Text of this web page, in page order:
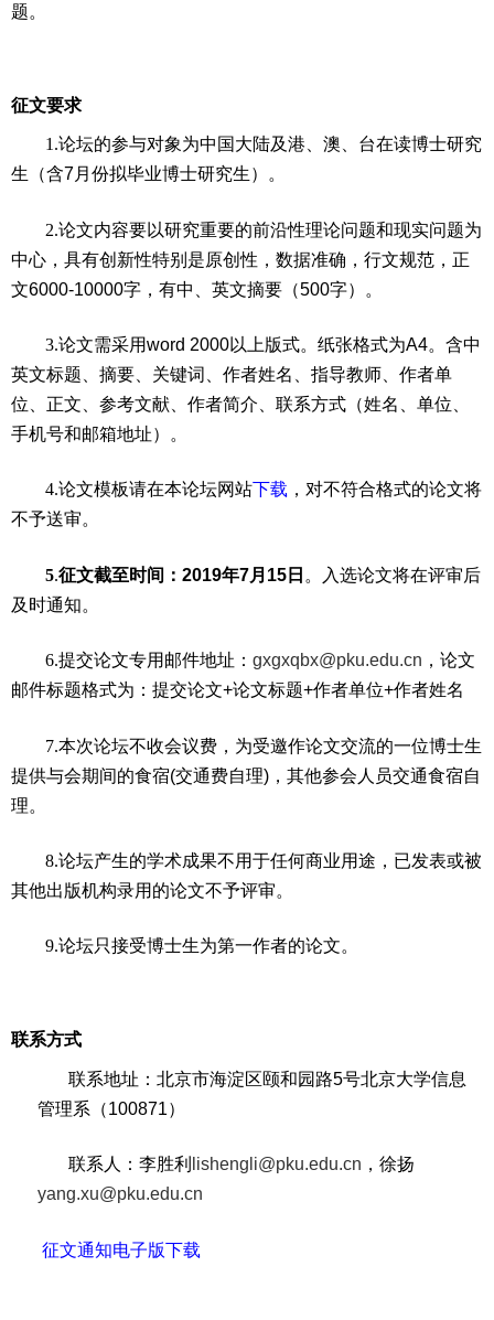
题。
征文要求
1.论坛的参与对象为中国大陆及港、澳、台在读博士研究
生（含7月份拟毕业博士研究生）。
2.论文内容要以研究重要的前沿性理论问题和现实问题为
中心，具有创新性特别是原创性，数据准确，行文规范，正
文6000-10000字，有中、英文摘要（500字）。
3.论文需采用word 2000以上版式。纸张格式为A4。含中
英文标题、摘要、关键词、作者姓名、指导教师、作者单
位、正文、参考文献、作者简介、联系方式（姓名、单位、
手机号和邮箱地址）。
4.论文模板请在本论坛网站下载 ，对不符合格式的论文将
不予送审。
5.征文截至时间：2019年7月 15 日 。入选论文将在评审后
及时通知。
6.提交论文专用邮件地址：gxgxqbx@pku.edu.cn ，论文
邮件标题格式为：提交论文+论文标题+作者单位+作者姓名
7.本次论坛不收会议费，为受邀作论文交流的一位博士生
提供与会期间的食宿(交通费自理) ，其他参会人员交通食宿自
理。
8.论坛产生的学术成果不用于任何商业用途，已发表或被
其他出版机构录用的论文不予评审。
9.论坛只接受博士生为第一作者的论文。
联系方式
联系地址：北京市海淀区颐和园路5号北京大学信息
管理系（100871）
联系人：李胜利 lishengli@pku.edu.cn ，徐扬
yang.xu@pku.edu.cn
征文通知电子版下载